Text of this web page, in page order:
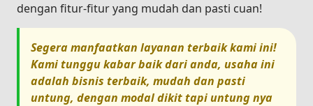
dengan fitur-fitur yang mudah dan pasti cuan!
Segera manfaatkan layanan terbaik kami ini!
Kami tunggu kabar baik dari anda, usaha ini
adalah bisnis terbaik, mudah dan pasti
untung, dengan modal dikit tapi untung nya